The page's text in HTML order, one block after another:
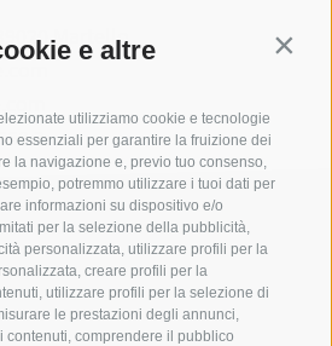
e altre
utilizziamo cookie e tecnologie
essenziali per garantire la fruizione dei
la navigazione e, previo tuo consenso,
potremmo utilizzare i tuoi dati per
informazioni su dispositivo e/o
per la selezione della pubblicità,
personalizzata, utilizzare profili per la
creare profili per la
utilizzare profili per la selezione di
le prestazioni degli annunci,
contenuti, comprendere il pubblico
Martello
3